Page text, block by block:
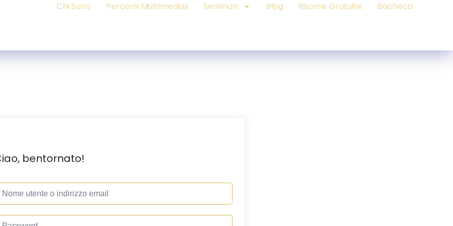
Chi Sono Percorsi Multimediali Seminari Blog Risorse Gratuite Bacheca
bentornato!